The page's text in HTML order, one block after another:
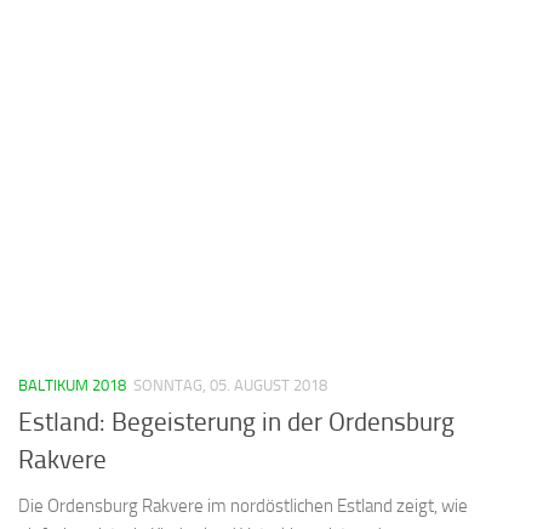
BALTIKUM 2018 SONNTAG, 05. AUGUST 2018
Estland: Begeisterung in der Ordensburg
Rakvere
Die Ordensburg Rakvere im nordöstlichen Estland zeigt, wie